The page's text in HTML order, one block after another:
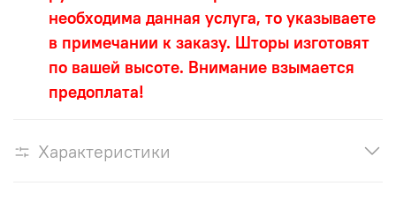
необходима данная услуга, то указываете
в примечании к заказу. Шторы изготовят
по вашей высоте. Внимание взымается
предоплата!
Характеристики